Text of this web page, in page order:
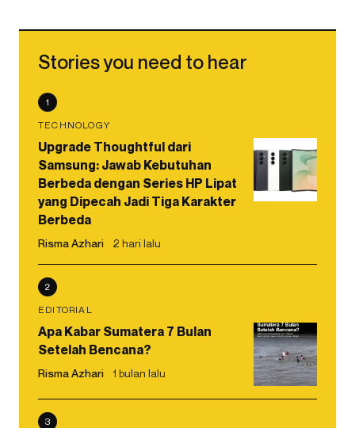
Stories you need to hear
1
TECHNOLOGY
Upgrade Thoughtful dari
Samsung: Jawab Kebutuhan
Berbeda dengan Series HP Lipat
yang Dipecah Jadi Tiga Karakter
Berbeda
Risma Azhari 2 hari lalu
2
EDITORIAL
Apa Kabar Sumatera 7 Bulan
Setelah Bencana?
Risma Azhari 1 bulan lalu
3